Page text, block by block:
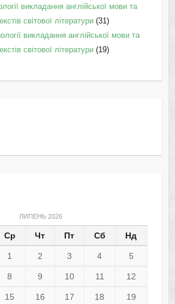
викладання англійської мови та
світової літератури(31)
викладання англійської мови та
світової літератури(19)
ЛИПЕНЬ 2026
Ср Чт Пт Сб Нд
1 2 3 4 5
8 9 10 11 12
15 16 17 18 19